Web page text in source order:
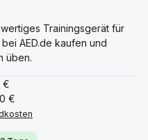
Trainingsgerät für
AED.de kaufen und
üben.
€
€